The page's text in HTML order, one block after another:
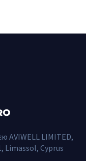
AVIWELL LIMITED,
Limassol, Cyprus